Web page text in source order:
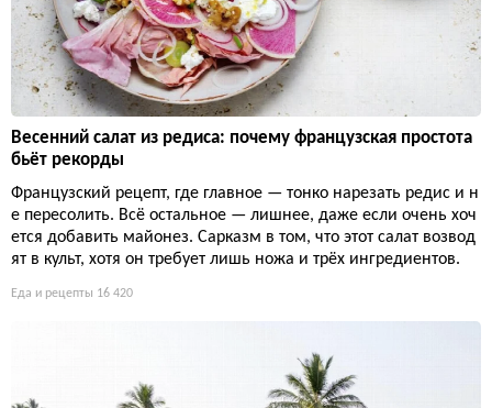
Весенний салат из редиса: почему французская простота
бьёт рекорды
Французский рецепт, где главное — тонко нарезать редис и н
е пересолить. Всё остальное — лишнее, даже если очень хоч
ется добавить майонез. Сарказм в том, что этот салат возвод
ят в культ, хотя он требует лишь ножа и трёх ингредиентов.
Еда и рецепты 16 420